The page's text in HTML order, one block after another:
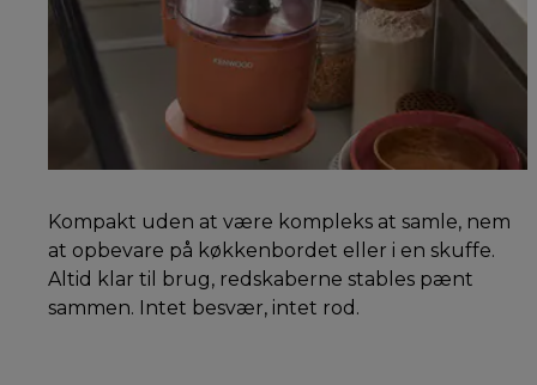
Kompakt uden at være kompleks at samle, nem
at opbevare på køkkenbordet eller i en skuffe.
Altid klar til brug, redskaberne stables pænt
sammen. Intet besvær, intet rod.